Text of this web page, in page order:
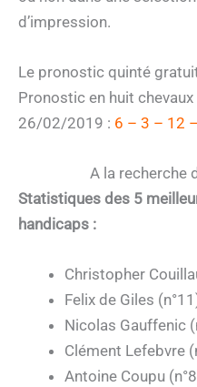
d’impression.
Le pronostic quinté
Pronostic en huit
26/02/2019 : 6 – 3 – 12
A la recherche
Statistiques des 5
handicaps :
Christopher
Felix de Giles
Nicolas Gauffenic
Clément Lefebvre
Antoine Coupu